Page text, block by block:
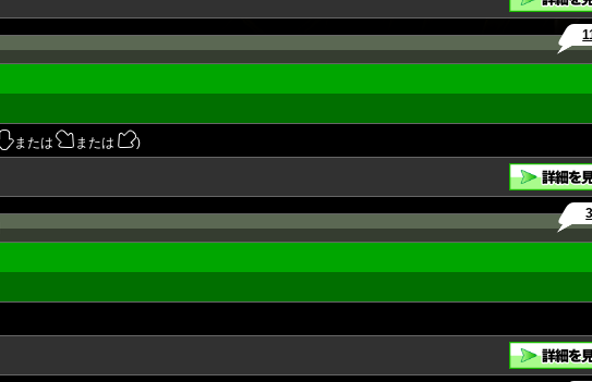
または または )